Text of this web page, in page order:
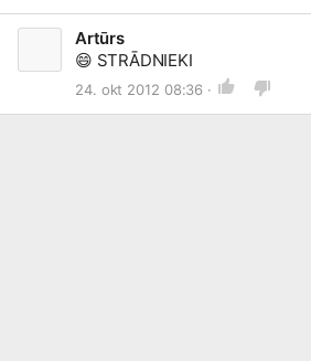
Artūrs
😄 STRĀDNIEKI
24. okt 2012 08:36 ·